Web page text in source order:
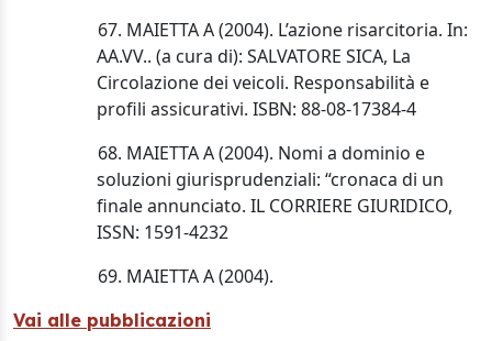
67. MAIETTA A (2004). L’azione risarcitoria. In:
AA.VV.. (a cura di): SALVATORE SICA, La
Circolazione dei veicoli. Responsabilità e
profili assicurativi. ISBN: 88-08-17384-4
68. MAIETTA A (2004). Nomi a dominio e
soluzioni giurisprudenziali: “cronaca di un
finale annunciato. IL CORRIERE GIURIDICO,
ISSN: 1591-4232
69. MAIETTA A (2004).
Vai alle pubblicazioni